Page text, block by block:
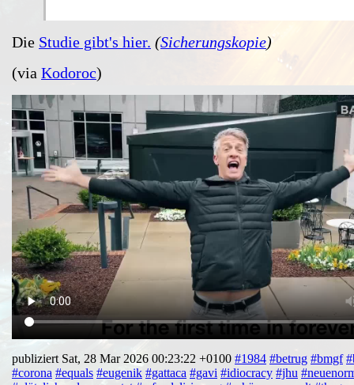
Die Studie gibt's hier. (Sicherungskopie)
(via Kodoroc)
publiziert Sat, 28 Mar 2026 00:23:22 +0100 #1984 #betrug #bmgf
#corona #equals #eugenik #gattaca #gavi #idiocracy #jhu